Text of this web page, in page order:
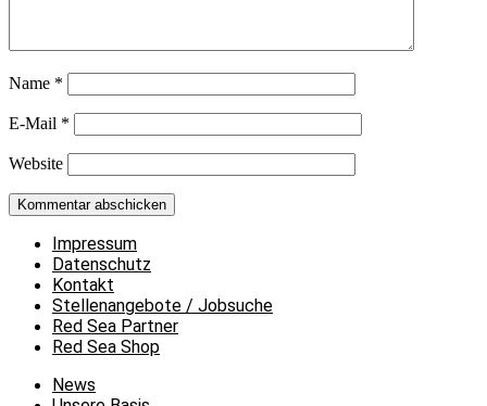
Name *
E-Mail *
Website
Impressum
Datenschutz
Kontakt
Stellenangebote / Jobsuche
Red Sea Partner
Red Sea Shop
News